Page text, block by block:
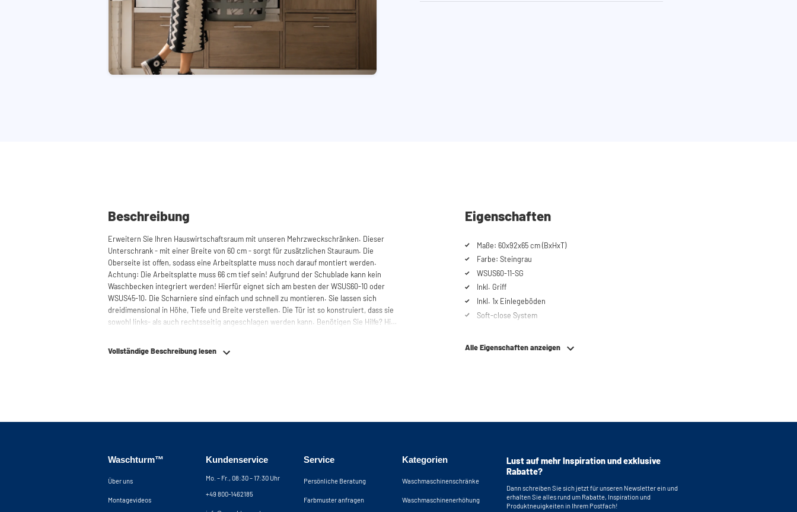
Beschreibung
Erweitern Sie Ihren Hauswirtschaftsraum mit unseren Mehrzweckschränken. Dieser
Unterschrank - mit einer Breite von 60 cm - sorgt für zusätzlichen Stauraum. Die
Oberseite ist offen, sodass eine Arbeitsplatte muss noch darauf montiert werden.
Achtung: Die Arbeitsplatte muss 66 cm tief sein! Aufgrund der Schublade kann kein
Waschbecken integriert werden! Hierfür eignet sich am besten der WSUS60-10 oder
WSUS45-10. Die Scharniere sind einfach und schnell zu montieren. Sie lassen sich
dreidimensional in Höhe, Tiefe und Breite verstellen. Die Tür ist so konstruiert, dass sie
sowohl links- als auch rechtsseitig angeschlagen werden kann. Benötigen Sie Hilfe? Hier
Benötigen Sie Hilfe bei der Planung Ihres Schranks? Nutzen Sie unseren Konfigurator,
Vollständige Beschreibung lesen
Eigenschaften
Maße: 60x92x65 cm (BxHxT)
Farbe: Steingrau
WSUS60-11-SG
Inkl. Griff
Inkl. 1x Einlegeböden
Soft-close System
Interieurfarbe Auszüge: Weiß
Alle Eigenschaften anzeigen
Waschturm™
Über uns
Montagevideos
Kundenservice
Mo. – Fr., 08:30 – 17:30 Uhr
+49 800-1462185
Service
Persönliche Beratung
Farbmuster anfragen
Kategorien
Waschmaschinenschränke
Waschmaschinenerhöhung
Lust auf mehr Inspiration und exklusive
Rabatte?
Dann schreiben Sie sich jetzt für unseren Newsletter ein und
erhalten Sie alles rund um Rabatte, Inspiration und
Produktneuigkeiten in Ihrem Postfach!